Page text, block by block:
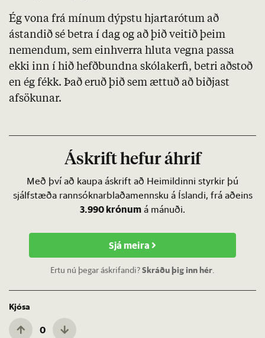
Ég vona frá mínum dýpstu hjartarótum að
ástandið sé betra í dag og að þið veitið þeim
nemendum, sem einhverra hluta vegna passa
ekki inn í hið hefðbundna skólakerfi, betri aðstoð
en ég fékk. Það eruð þið sem ættuð að biðjast
afsökunar.
Áskrift hefur áhrif
Með því að kaupa áskrift að Heimildinni styrkir þú
sjálfstæða rannsóknarblaðamennsku á Íslandi, frá aðeins
3.990 krónum á mánuði.
Sjá meira
Ertu nú þegar áskrifandi?Skráðu þig inn hér.
Kjósa
0